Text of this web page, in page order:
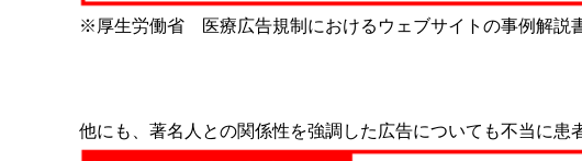
※厚生労働省 医療広告規制におけるウェブサイトの事例解説
他にも、著名人との関係性を強調した広告についても不当に